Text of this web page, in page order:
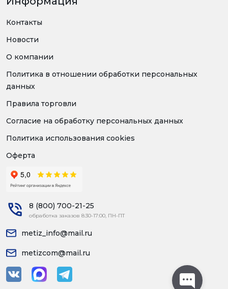
Контакты
Новости
О компании
Политика в отношении обработки персональных
данных
Правила торговли
Согласие на обработку персональных данных
Политика использования cookies
Оферта
8 (800) 700-21-25
обработка заказов 8:30-17:00, ПН-ПТ
metiz_info@mail.ru
metizcom@mail.ru